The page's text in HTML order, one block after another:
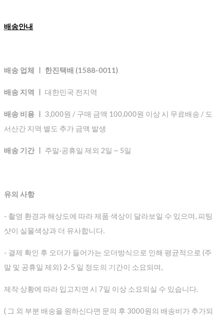
배송안내
배송 업체 ㅣ 한진택배 (1588-0011)
배송 지역 ㅣ 대한민국 전지역
배송 비용 ㅣ 3,000원 / 구매 금액 100,000원 이상 시 무료배송 / 도
서산간 지역 별도 추가 금액 발생
배송 기간 ㅣ 주말·공휴일 제외 2일 ~ 5일
유의 사항
- 촬영 환경과 해상도에 따라 제품 색상이 달라보일 수 있으며, 피팅
샷이 실물색상과 더 유사합니다.
- 결제 확인 후 오더가 들어가는 오더방식으로 인해 평균적으로 (주
말 및 공휴일 제외) 2-5 일 정도의 기간이 소요되며,
제작 상황에 따라 입고지연 시 7일 이상 소요되실 수 있습니다.
( 그 외 부분 배송을 원하신다면 문의 후 3000원의 배송비가 추가되